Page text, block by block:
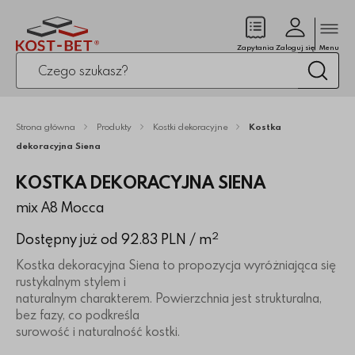
Po kliknięciu przycisku fraza zostanie wyszukana
Zapytania
(pusty)Zaloguj się Menu
Strona główna Produkty Kostki dekoracyjne
Kostka
dekoracyjna Siena
KOSTKA DEKORACYJNA SIENA
mix A8 Mocca
Dostępny już od 92.83 PLN / m2
Kostka dekoracyjna Siena to propozycja wyróżniająca się
rustykalnym stylem i
naturalnym charakterem. Powierzchnia jest strukturalna,
bez fazy, co podkreśla
surowość i naturalność kostki.